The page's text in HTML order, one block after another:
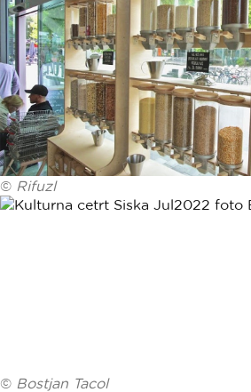
© Rifuzl
© Bostjan Tacol